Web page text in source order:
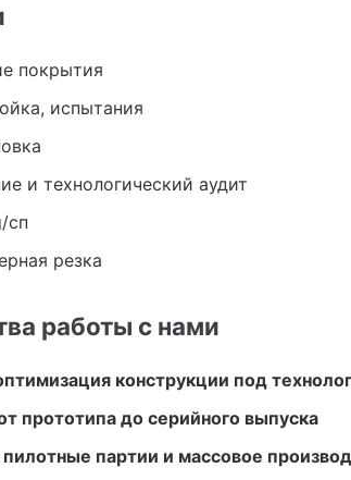
покрытия
испытания
и технологический аудит
сп
резка
работы с нами
конструкции под
прототипа до серийного выпуска
партии и массовое